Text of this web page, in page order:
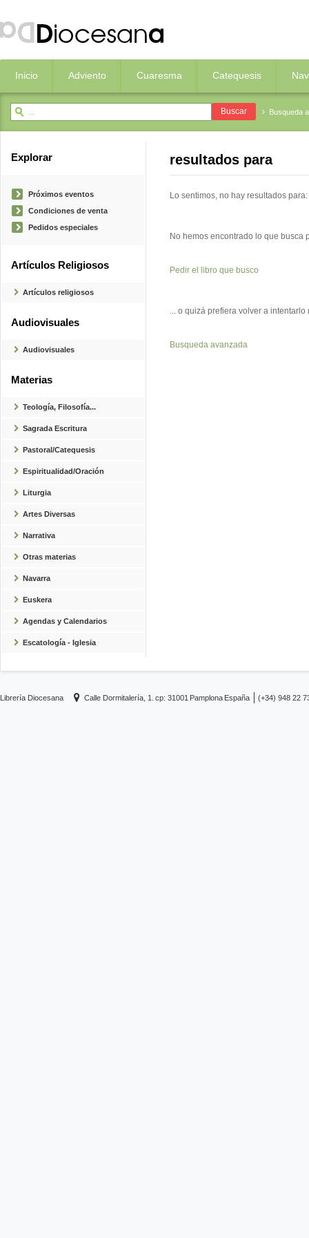
Inicio Adviento Cuaresma Catequesis
Busqueda
Explorar
Próximos eventos
Condiciones de venta
Pedidos especiales
Artículos Religiosos
Artículos religiosos
Audiovisuales
Audiovisuales
Materias
Teología, Filosofía...
Sagrada Escritura
Pastoral/Catequesis
Espiritualidad/Oración
Liturgia
Artes Diversas
Narrativa
Otras materias
Navarra
Euskera
Agendas y Calendarios
Escatología - Iglesia
resultados para
Lo sentimos, no hay resultados
No hemos encontrado lo que busca
Pedir el libro que busco
... o quizá prefiera volver a
Busqueda avanzada
Librería Diocesana Calle Dormitalería, 1. cp: 31001 Pamplona España (+34) 948 22